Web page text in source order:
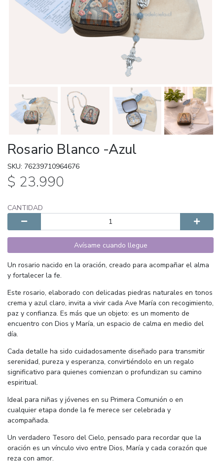
Rosario Blanco -Azul
SKU: 76239710964676
$ 23.990
CANTIDAD
Avísame cuando llegue
Un rosario nacido en la oración, creado para acompañar el alma
y fortalecer la fe.
Este rosario, elaborado con delicadas piedras naturales en tonos
crema y azul claro, invita a vivir cada Ave María con recogimiento,
paz y confianza. Es más que un objeto: es un momento de
encuentro con Dios y María, un espacio de calma en medio del
día.
Cada detalle ha sido cuidadosamente diseñado para transmitir
serenidad, pureza y esperanza, convirtiéndolo en un regalo
significativo para quienes comienzan o profundizan su camino
espiritual.
Ideal para niñas y jóvenes en su Primera Comunión o en
cualquier etapa donde la fe merece ser celebrada y
acompañada.
Un verdadero Tesoro del Cielo, pensado para recordar que la
oración es un vínculo vivo entre Dios, María y cada corazón que
reza con amor.